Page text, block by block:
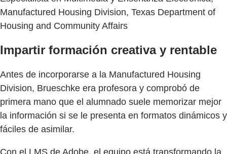
Manufactured Housing Division, Texas Department of
Housing and Community Affairs
Impartir formación creativa y rentable
Antes de incorporarse a la Manufactured Housing
Division, Brueschke era profesora y comprobó de
primera mano que el alumnado suele memorizar mejor
la información si se le presenta en formatos dinámicos y
fáciles de asimilar.